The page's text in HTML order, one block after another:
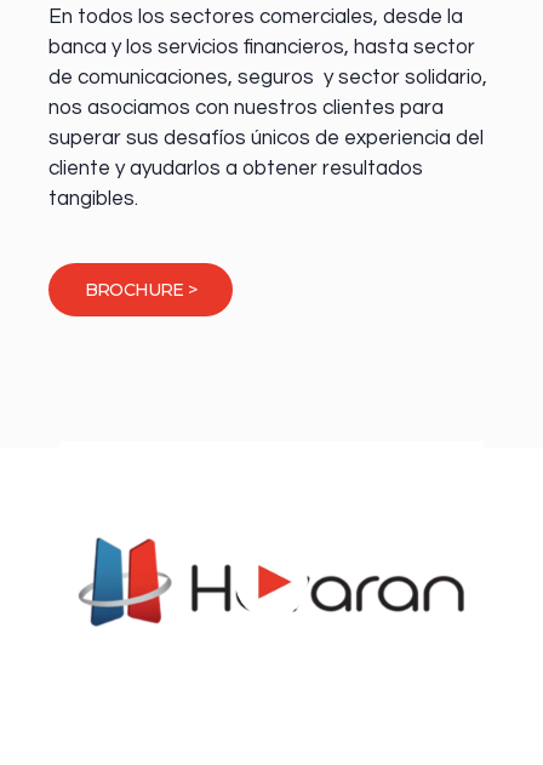
En todos los sectores comerciales, desde la
banca y los servicios financieros, hasta sector
de comunicaciones, seguros y sector solidario,
nos asociamos con nuestros clientes para
superar sus desafíos únicos de experiencia del
cliente y ayudarlos a obtener resultados
tangibles.
BROCHURE >